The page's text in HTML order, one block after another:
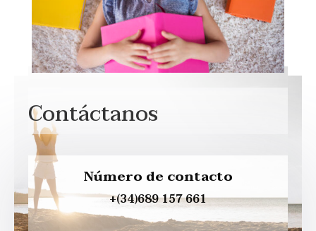
Contáctanos
Número de contacto
+(34)689 157 661